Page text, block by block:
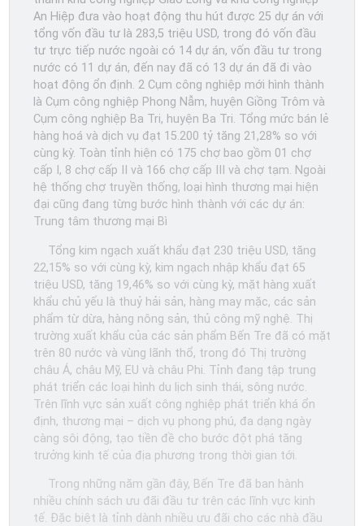
An Hiệp đưa vào hoạt động thu hút được 25 dự án với
tổng vốn đầu tư là 283,5 triệu USD, trong đó vốn đầu
tư trực tiếp nước ngoài có 14 dự án, vốn đầu tư trong
nước có 11 dự án, đến nay đã có 13 dự án đã đi vào
hoạt động ổn định. 2 Cụm công nghiệp mới hình thành
là Cụm công nghiệp Phong Nẫm, huyện Giồng Trôm và
Cụm công nghiệp Ba Tri, huyện Ba Tri. Tổng mức bán lẻ
hàng hoá và dịch vụ đạt 15.200 tỷ tăng 21,28% so với
cùng kỳ. Toàn tỉnh hiện có 175 chợ bao gồm 01 chợ
cấp I, 8 chợ cấp II và 166 chợ cấp III và chợ tạm. Ngoài
hệ thống chợ truyền thống, loại hình thương mại hiện
đại cũng đang từng bước hình thành với các dự án:
Trung tâm thương mại Bì
Tổng kim ngạch xuất khẩu đạt 230 triệu USD, tăng
22,15% so với cùng kỳ, kim ngạch nhập khẩu đạt 65
triệu USD, tăng 19,46% so với cùng kỳ, mặt hàng xuất
khẩu chủ yếu là thuỷ hải sản, hàng may mặc, các sản
phẩm từ dừa, hàng nông sản, thủ công mỹ nghệ. Thị
trường xuất khẩu của các sản phẩm Bến Tre đã có mặt
trên 80 nước và vùng lãnh thổ, trong đó Thị trường
châu Á, châu Mỹ, EU và châu Phi. Tỉnh đang tập trung
phát triển các loại hình du lịch sinh thái, sông nước.
Trên lĩnh vực sản xuất công nghiệp phát triển khá ổn
định, thương mại – dịch vụ phong phú, đa dạng ngày
càng sôi động, tạo tiền đề cho bước đột phá tăng
trưởng kinh tế của địa phương trong thời gian tới.
Trong những năm gần đây, Bến Tre đã ban hành
nhiều chính sách ưu đãi đầu tư trên các lĩnh vực kinh
tế. Đặc biệt là tỉnh dành nhiều ưu đãi cho các nhà đầu